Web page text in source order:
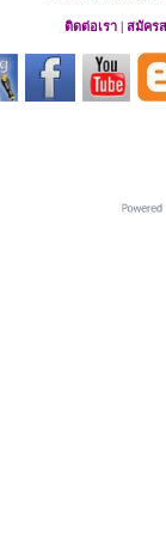
ติดต่อเรา | สมัคร